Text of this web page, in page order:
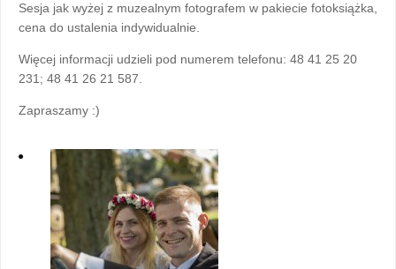
Sesja jak wyżej z muzealnym fotografem w pakiecie fotoksiążka,
cena do ustalenia indywidualnie.
Więcej informacji udzieli pod numerem telefonu: 48 41 25 20
231; 48 41 26 21 587.
Zapraszamy :)